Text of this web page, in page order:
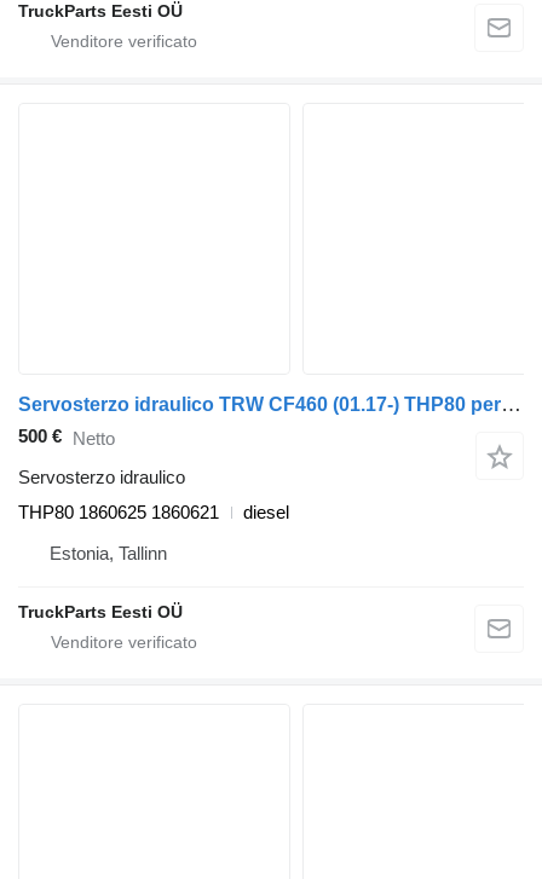
TruckParts Eesti OÜ
Servosterzo idraulico TRW CF460 (01.17-) THP80 per trattore stradale DAF CF450, CF460 (2017-)
500 € Netto
Servosterzo idraulico
THP80 1860625 1860621
diesel
Estonia, Tallinn
TruckParts Eesti OÜ